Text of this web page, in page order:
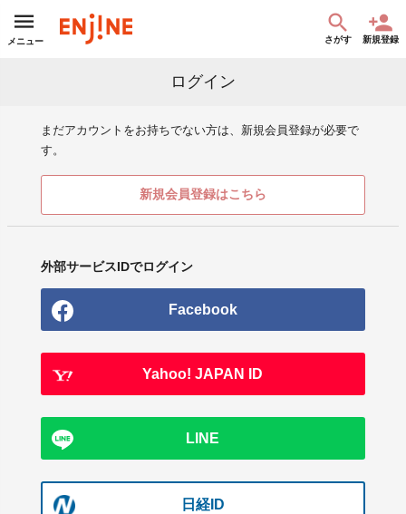
メニュー さがす 新規登録
ログイン
まだアカウントをお持ちでない方は、新規会員登録が必要で
す。
新規会員登録はこちら
外部サービスIDでログイン
Facebook
Yahoo! JAPAN ID
LINE
日経ID